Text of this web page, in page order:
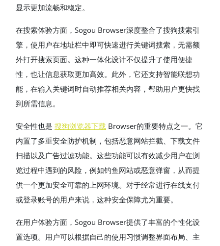
显示更加流畅和稳定。
在搜索体验方面，Sogou Browser深度整合了搜狗搜索引
擎，使用户在地址栏中即可快速进行关键词搜索，无需额
外打开搜索页面。这种一体化设计不仅提升了使用便捷
性，也让信息获取更加高效。此外，它还支持智能联想功
能，在输入关键词时自动推荐相关内容，帮助用户更快找
到所需信息。
安全性也是 搜狗浏览器下载 Browser的重要特点之一。它
内置了多重安全防护机制，包括恶意网站拦截、下载文件
扫描以及广告过滤功能。这些功能可以有效减少用户在浏
览过程中遇到的风险，例如钓鱼网站或恶意弹窗，从而提
供一个更加安全可靠的上网环境。对于经常进行在线支付
或登录账号的用户来说，这种安全保障尤为重要。
在用户体验方面，Sogou Browser提供了丰富的个性化设
置选项。用户可以根据自己的使用习惯调整界面布局、主